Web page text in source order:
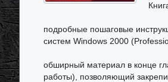
подробные пошаговые
систем Windows 2000
обширный материал в конце
работы), позволяющий